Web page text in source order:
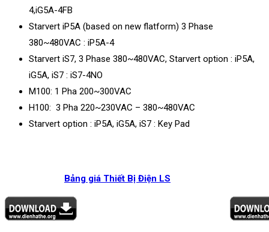
4,iG5A-4FB
Starvert iP5A (based on new flatform) 3 Phase
380~480VAC : iP5A-4
Starvert iS7, 3 Phase 380~480VAC, Starvert option : iP5A,
iG5A, iS7 : iS7-4NO
M100: 1 Pha 200~300VAC
H100: 3 Pha 220~230VAC – 380~480VAC
Starvert option : iP5A, iG5A, iS7 : Key Pad
Bảng giá Thiết Bị Điện LS